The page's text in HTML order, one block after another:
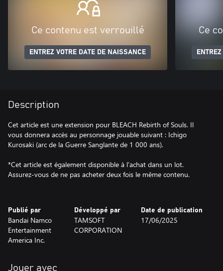
Ce contenu est verrouillé
ENTREZ VOTRE DATE DE NAISSANCE
Ce
Description
Cet article est une extension pour BLEACH Rebirth of Souls. Il
vous donnera accès au personnage jouable suivant : Ichigo
Kurosaki (arc de la Guerre Sanglante de 1 000 ans).
*Cet article est également disponible à l'achat dans un lot.
Assurez-vous de ne pas acheter deux fois le même contenu.
Publié par
Bandai Namco
Entertainment
America Inc.
Développé par
TAMSOFT
CORPORATION
Date de publication
17/06/2025
Jouer avec